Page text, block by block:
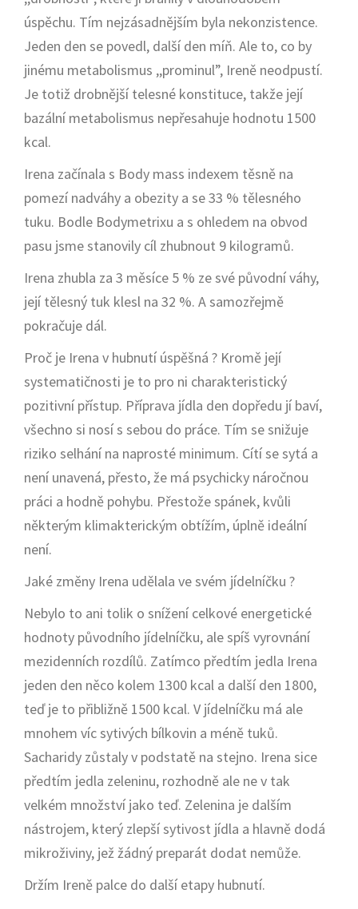
úspěchu. Tím nejzásadnějším byla nekonzistence.
Jeden den se povedl, další den míň. Ale to, co by
jinému metabolismus ,,prominul”, Ireně neodpustí.
Je totiž drobnější telesné konstituce, takže její
bazální metabolismus nepřesahuje hodnotu 1500
kcal.
Irena začínala s Body mass indexem těsně na
pomezí nadváhy a obezity a se 33 % tělesného
tuku. Bodle Bodymetrixu a s ohledem na obvod
pasu jsme stanovily cíl zhubnout 9 kilogramů.
Irena zhubla za 3 měsíce 5 % ze své původní váhy,
její tělesný tuk klesl na 32 %. A samozřejmě
pokračuje dál.
Proč je Irena v hubnutí úspěšná ? Kromě její
systematičnosti je to pro ni charakteristický
pozitivní přístup. Příprava jídla den dopředu jí baví,
všechno si nosí s sebou do práce. Tím se snižuje
riziko selhání na naprosté minimum. Cítí se sytá a
není unavená, přesto, že má psychicky náročnou
práci a hodně pohybu. Přestože spánek, kvůli
některým klimakterickým obtížím, úplně ideální
není.
Jaké změny Irena udělala ve svém jídelníčku ?
Nebylo to ani tolik o snížení celkové energetické
hodnoty původního jídelníčku, ale spíš vyrovnání
mezidenních rozdílů. Zatímco předtím jedla Irena
jeden den něco kolem 1300 kcal a další den 1800,
teď je to přibližně 1500 kcal. V jídelníčku má ale
mnohem víc sytivých bílkovin a méně tuků.
Sacharidy zůstaly v podstatě na stejno. Irena sice
předtím jedla zeleninu, rozhodně ale ne v tak
velkém množství jako teď. Zelenina je dalším
nástrojem, který zlepší sytivost jídla a hlavně dodá
mikroživiny, jež žádný preparát dodat nemůže.
Držím Ireně palce do další etapy hubnutí.